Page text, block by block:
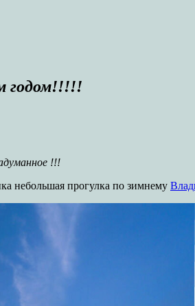
годом!!!!!
!!!
небольшая прогулка по зимнему